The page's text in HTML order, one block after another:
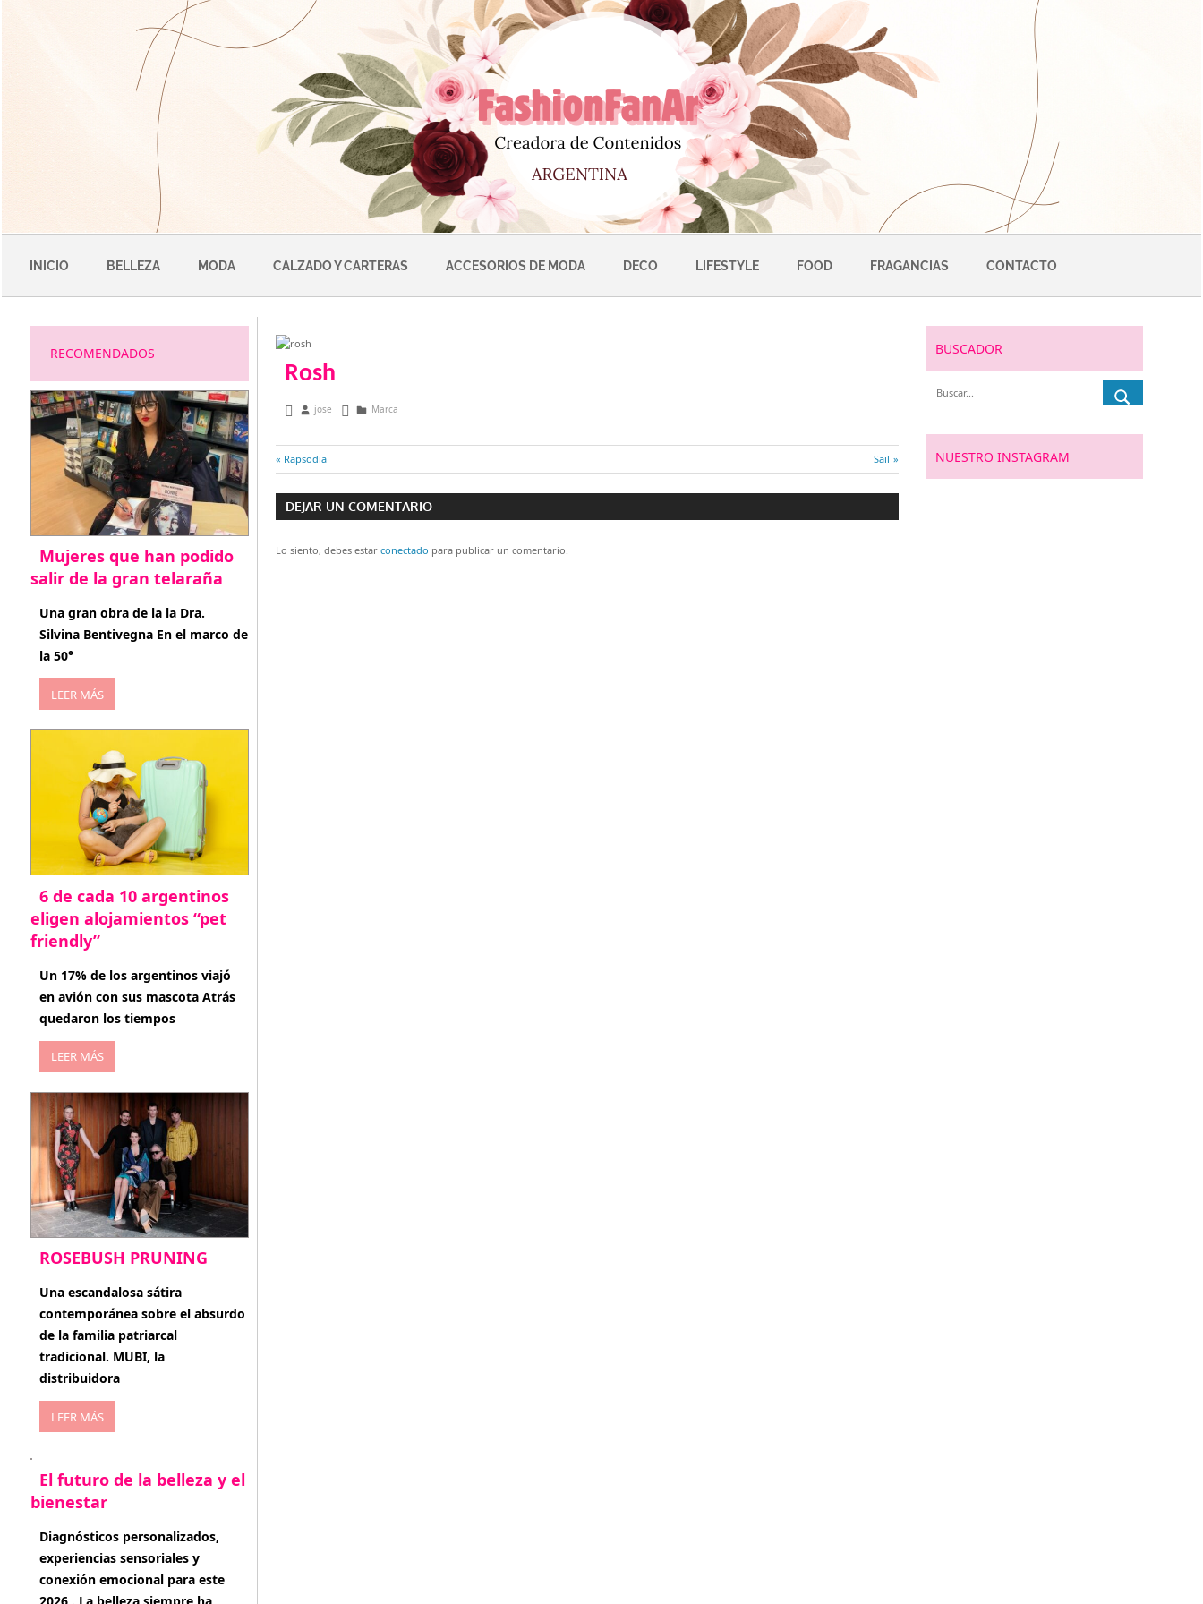
INICIO BELLEZA MODA CALZADO Y CARTERAS ACCESORIOS DE MODA DECO LIFESTYLE FOOD FRAGANCIAS CONTACTO
Rosh
junio 4, 2013
jose Marca
Navegación
de
entradas
Entrada
anterior:
Rapsodia
Entrada
siguiente:
Sail
DEJAR UN COMENTARIO
Lo siento, debes estar conectado para publicar un comentario.
RECOMENDADOS
Mujeres que han podido
salir de la gran telaraña
abril 29, 2026
Una gran obra de la la Dra.
Silvina Bentivegna En el marco de
la 50°
LEER MÁS
6 de cada 10 argentinos
eligen alojamientos “pet
friendly”
abril 27, 2026
Un 17% de los argentinos viajó
en avión con sus mascota Atrás
quedaron los tiempos
LEER MÁS
ROSEBUSH PRUNING
enero 20, 2026
Una escandalosa sátira
contemporánea sobre el absurdo
de la familia patriarcal
tradicional. MUBI, la
distribuidora
LEER MÁS
El futuro de la belleza y el
bienestar
enero 15, 2026
Diagnósticos personalizados,
experiencias sensoriales y
conexión emocional para este
BUSCADOR
NUESTRO INSTAGRAM